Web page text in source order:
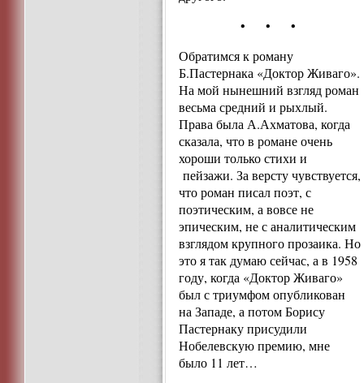
• • •
Обратимся к роману
Б.Пастернака «Доктор Живаго».
На мой нынешний взгляд роман
весьма средний и рыхлый.
Права была А.Ахматова, когда
сказала, что в романе очень
хороши только стихи и
пейзажи. За версту чувствуется,
что роман писал поэт, с
поэтическим, а вовсе не
эпическим, не с аналитическим
взглядом крупного прозаика. Но
это я так думаю сейчас, а в 1958
году, когда «Доктор Живаго»
был с триумфом опубликован
на Западе, а потом Борису
Пастернаку присудили
Нобелевскую премию, мне
было 11 лет…